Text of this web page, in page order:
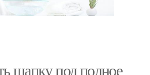
шапку под полное